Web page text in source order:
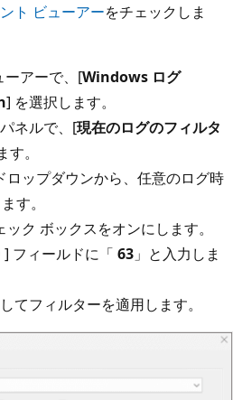
ト ビューアーをチェックしま
ーアーで、[Windows ログ
] を選択します。
ネルで、[現在のログのフィルタ
。
ロップダウンから、任意のログ時
す。
ック ボックスをオンにします。
] フィールドに「 63 」と入力しま
してフィルターを適用します。